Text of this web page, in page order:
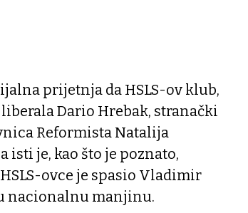
prijetnja da HSLS-ov klub,
Dario Hrebak, stranački
Reformista Natalija
isti je, kao što je poznato,
ovce je spasio Vladimir
nacionalnu manjinu.